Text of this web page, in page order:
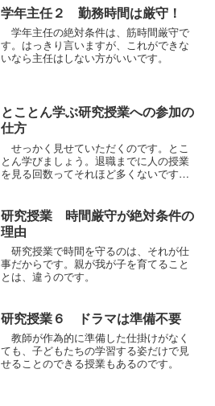
学年主任２ 勤務時間は厳守！
学年主任の絶対条件は、筋時間厳守で
す。はっきり言いますが、これができな
いなら主任はしない方がいいです。
とことん学ぶ研究授業への参加の
仕方
せっかく見せていただくのです。とこ
とん学びましょう。退職までに人の授業
を見る回数ってそれほど多くないです
研究授業 時間厳守が絶対条件の
理由
研究授業で時間を守るのは、それが仕
事だからです。親が我が子を育てること
とは、違うのです。
研究授業６ ドラマは準備不要
教師が作為的に準備した仕掛けがなく
ても、子どもたちの学習する姿だけで見
せることのできる授業もあるのです。